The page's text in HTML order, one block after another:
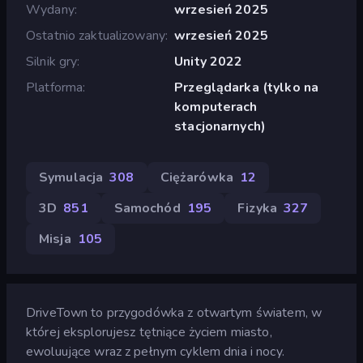
Wydany
wrzesień 2025
Ostatnio zaktualizowany wrzesień 2025
Silnik gry
Unity 2022
Platforma
Przeglądarka (tylko na
komputerach
stacjonarnych)
Symulacja 308 Ciężarówka 12
3D 851 Samochód 195 Fizyka 327
Misja 105
DriveTown to przygodówka z otwartym światem, w
której eksplorujesz tętniące życiem miasto,
ewoluujące wraz z pełnym cyklem dnia i nocy.